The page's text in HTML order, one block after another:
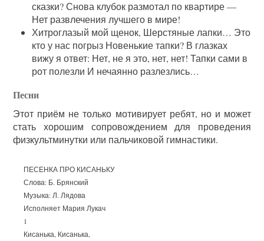
сказки? Снова клубок размотал по квартире —
Нет развлечения лучшего в мире!
Хитроглазый мой щенок, Шерстяные лапки… Это
кто у нас погрыз Новенькие тапки? В глазках
вижу я ответ: Нет, не я это, нет, нет! Тапки сами в
рот полезли И нечаянно разлезлись…
Песни
Этот приём не только мотивирует ребят, но и может
стать хорошим сопровождением для проведения
физкультминутки или пальчиковой гимнастики.
ПЕСЕНКА ПРО КИСАНЬКУ
Слова: Б. Брянский
Музыка: Л. Лядова
Исполняет Мария Лукач
1
Кисанька, Кисанька,